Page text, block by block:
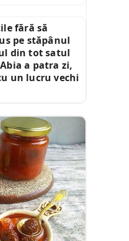
fără să
pe stăpânul
din tot satul
a patra zi,
un lucru vechi